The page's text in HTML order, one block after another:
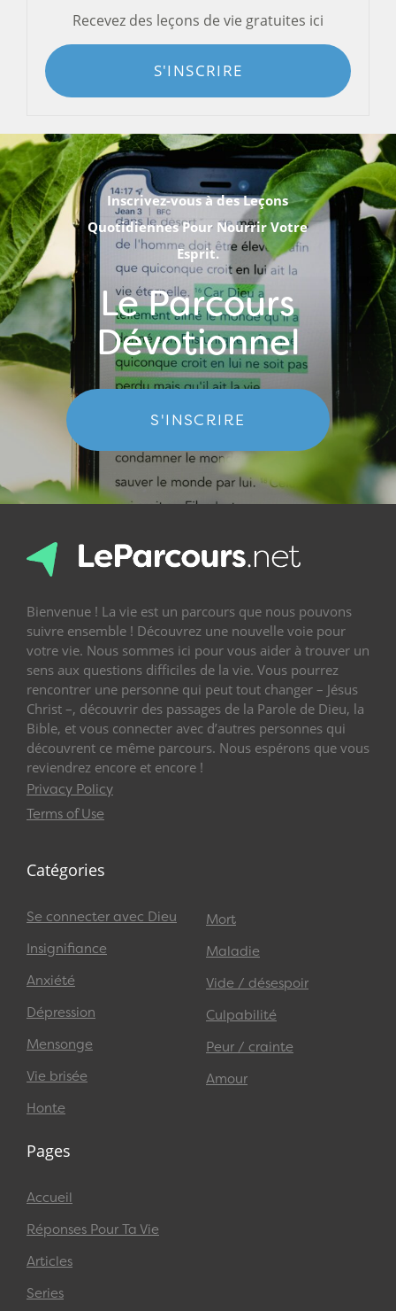
Recevez des leçons de vie gratuites ici
S'INSCRIRE
Inscrivez-vous à des Leçons
Quotidiennes Pour Nourrir Votre
Esprit.
Le Parcours
Dévotionnel
S'INSCRIRE
Bienvenue ! La vie est un parcours que nous pouvons
suivre ensemble ! Découvrez une nouvelle voie pour
votre vie. Nous sommes ici pour vous aider à trouver un
sens aux questions difficiles de la vie. Vous pourrez
rencontrer une personne qui peut tout changer – Jésus
Christ –, découvrir des passages de la Parole de Dieu, la
Bible, et vous connecter avec d’autres personnes qui
découvrent ce même parcours. Nous espérons que vous
reviendrez encore et encore !
Privacy Policy
Terms of Use
Catégories
Se connecter avec Dieu
Insignifiance
Anxiété
Dépression
Mensonge
Vie brisée
Honte
Mort
Maladie
Vide / désespoir
Culpabilité
Peur / crainte
Amour
Pages
Accueil
Réponses Pour Ta Vie
Articles
Series